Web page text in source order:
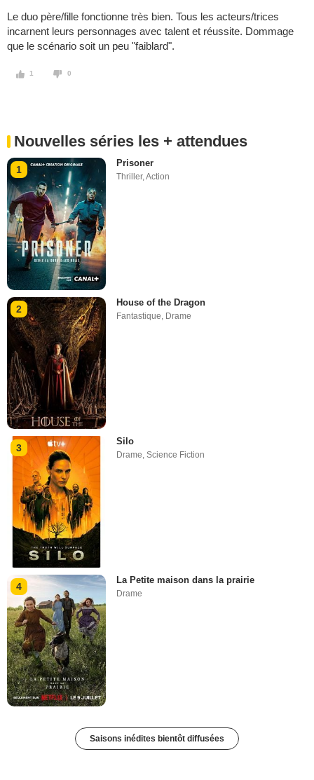
Le duo père/fille fonctionne très bien. Tous les acteurs/trices
incarnent leurs personnages avec talent et réussite. Dommage
que le scénario soit un peu "faiblard".
1 0
Nouvelles séries les + attendues
1
Prisoner
Thriller,Action
2
House of the Dragon
Fantastique Drame
3
Silo
Drame,Science Fiction
4
La Petite maison dans la prairie
Drame
Saisons inédites bientôt diffusées